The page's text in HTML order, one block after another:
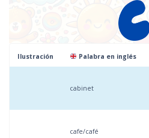
Ilustración Palabra en inglés
cabinet
cafe/café